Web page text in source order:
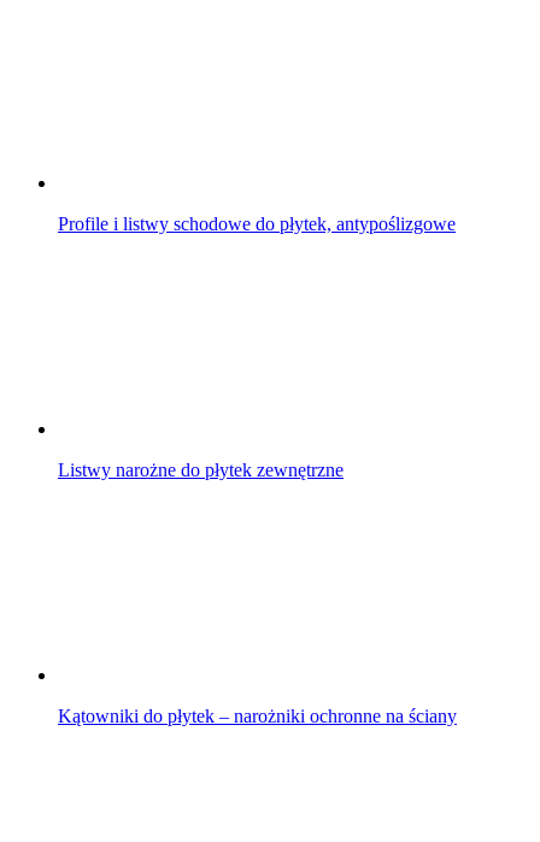
Profile i listwy schodowe do płytek, antypoślizgowe
Listwy narożne do płytek zewnętrzne
Kątowniki do płytek – narożniki ochronne na ściany